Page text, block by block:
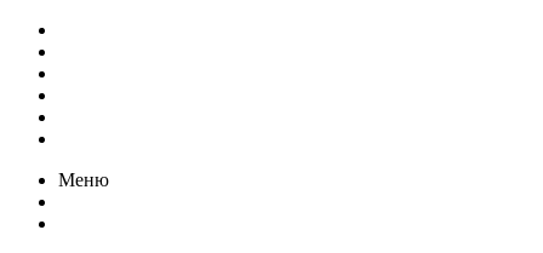
Меню